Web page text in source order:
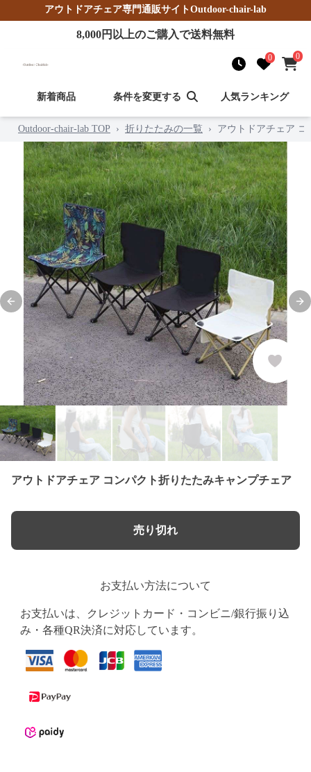
アウトドアチェア専門通販サイトOutdoor-chair-lab
8,000円以上のご購入で送料無料
0 0
新着商品 条件を変更する 人気ランキング
Outdoor-chair-lab TOP › 折りたたみの一覧 › アウトドアチェア
Previous slide
アウトドアチェア コンパクト折りたたみキャンプチェア
売り切れ
お支払い方法について
お支払いは、クレジットカード・コンビニ/銀行振り込
み・各種QR決済に対応しています。